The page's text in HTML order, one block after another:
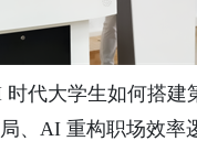
代大学生如何搭
、AI 重构职场效